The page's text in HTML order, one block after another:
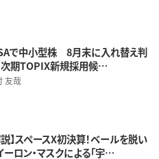
で中小型株 8月末に入れ替え判
次期TOPIX新規採用候…
友哉
説】スペースX初決算！ベールを脱い
ーロン・マスクによる「宇…